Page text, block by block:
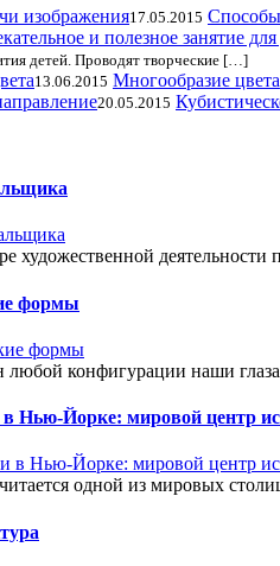
17.05.2015
детей. Проводят творческие […]
13.06.2015 Многообразие цвета
20.05.2015
художественной
формы
конфигурации наши
Нью-Йорке: мировой центр
одной из мировых